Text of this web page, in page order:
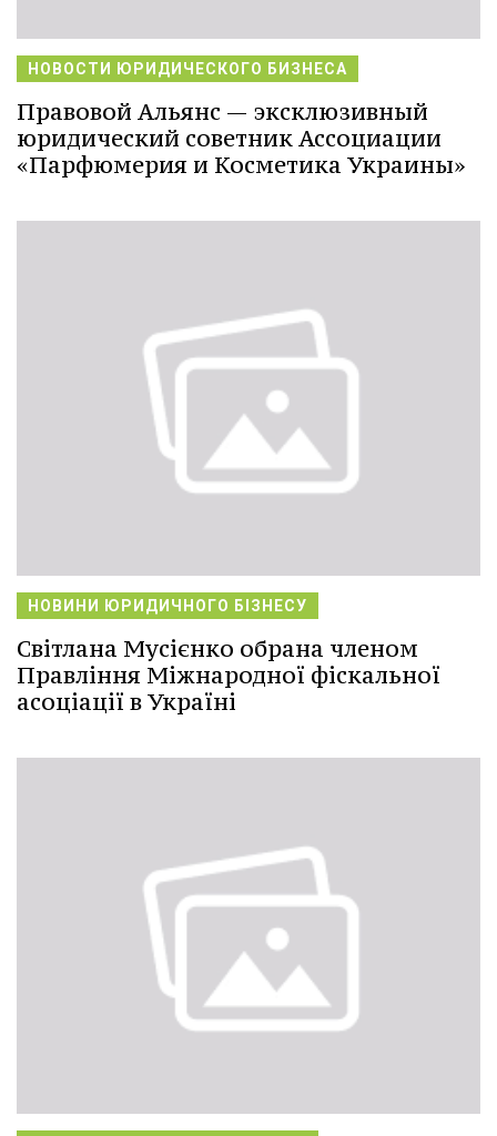
НОВОСТИ ЮРИДИЧЕСКОГО БИЗНЕСА
Правовой Альянс — эксклюзивный
юридический советник Ассоциации
«Парфюмерия и Косметика Украины»
НОВИНИ ЮРИДИЧНОГО БІЗНЕСУ
Світлана Мусієнко обрана членом
Правління Міжнародної фіскальної
асоціації в Україні